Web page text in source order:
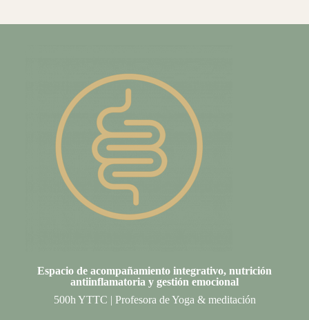
Espacio de acompañamiento integrativo, nutrición
antiinflamatoria y gestión emocional
500h YTTC | Profesora de Yoga & meditación